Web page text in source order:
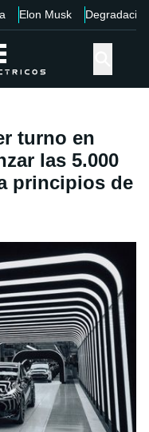
Elon Musk Degradación
turno en
las 5.000
principios de